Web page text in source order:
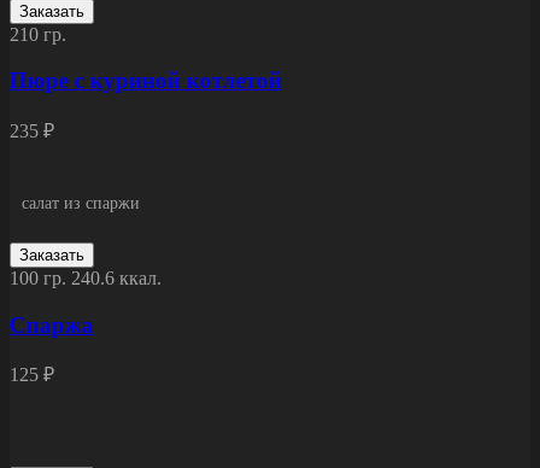
Заказать
210 гр.
Пюре с куриной котлетой
235 ₽
салат из спаржи
Заказать
100 гр. 240.6 ккал.
Спаржа
125 ₽